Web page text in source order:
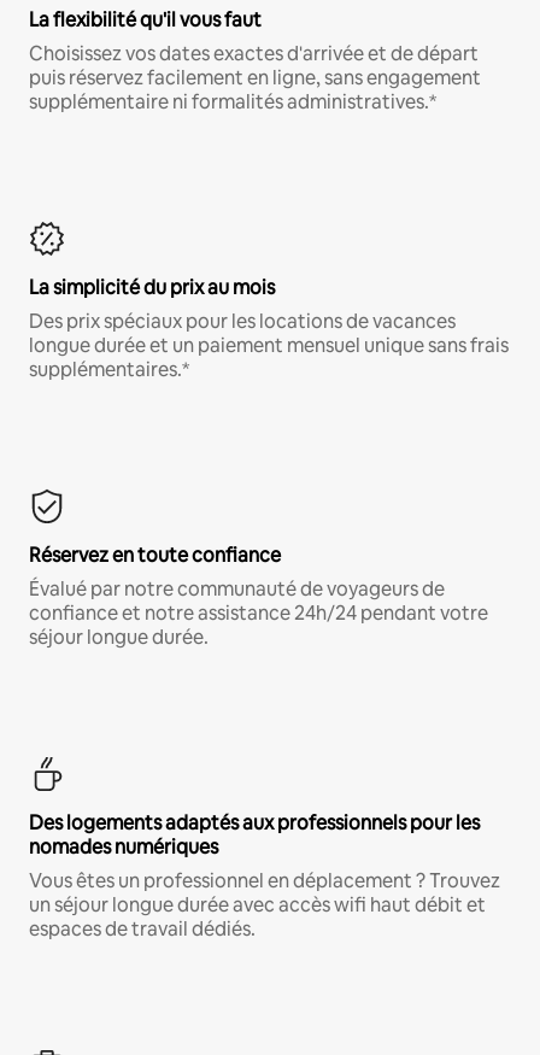
La flexibilité qu'il vous faut
Choisissez vos dates exactes d'arrivée et de départ
puis réservez facilement en ligne, sans engagement
supplémentaire ni formalités administratives.*
La simplicité du prix au mois
Des prix spéciaux pour les locations de vacances
longue durée et un paiement mensuel unique sans frais
supplémentaires.*
Réservez en toute confiance
Évalué par notre communauté de voyageurs de
confiance et notre assistance 24h/24 pendant votre
séjour longue durée.
Des logements adaptés aux professionnels pour les
nomades numériques
Vous êtes un professionnel en déplacement ? Trouvez
un séjour longue durée avec accès wifi haut débit et
espaces de travail dédiés.